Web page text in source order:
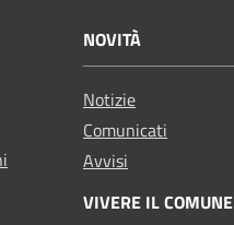
NOVITÀ
Notizie
Comunicati
Avvisi
VIVERE IL COMUNE